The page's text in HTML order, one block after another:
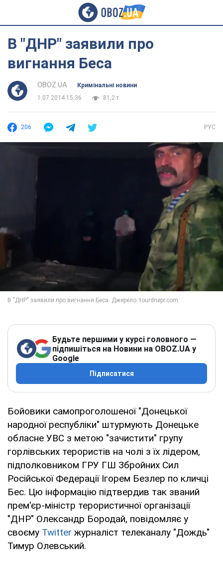
В "ДНР" заявили про
вигнання Беса
OBOZ.UA
Кримінальні новини
1.07.2014 15:36
81,2 т.
206 РУС
Будьте першими у курсі головного —
підпишіться на Новини на OBOZ.UA у
Google
Підписатися
Бойовики самопроголошеної "Донецької
народної республіки" штурмують Донецьке
обласне УВС з метою "зачистити" групу
горлівських терористів на чолі з їх лідером,
підполковником ГРУ ГШ Збройних Сил
Російської Федерації Ігорем Безлер по кличці
Бес. Цю інформацію підтвердив так званий
прем'єр-міністр терористичної організації
"ДНР" Олександр Бородай, повідомляє у
своєму Twitter журналіст телеканалу "Дождь"
Тимур Олевський.